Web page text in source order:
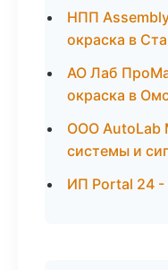
НПП
окраска в
АО Лаб
окраска в
ООО AutoLab
системы и
ИП Portal 24 -